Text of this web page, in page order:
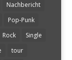
Nachbericht
Pop-Punk
Rock
Single
tour